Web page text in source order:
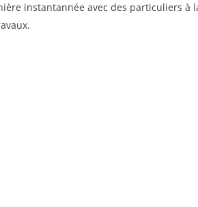
instantannée avec des particuliers